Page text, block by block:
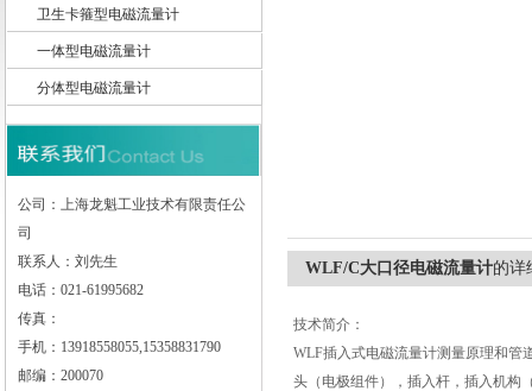
上海龙魁工业技术有限责任公司
卫生卡箍型电磁流量计
一体型电磁流量计
分体型电磁流量计
公司：上海龙魁工业技术有限责任公
司
联系人：刘先生
电话：021-61995682
传真：
手机：13918558055,15358831790
邮编：200070
WLF/C大口径电磁流量计的详
技术简介：
WLF插入式电磁流量计测量原理和管
头（电极组件），插入杆，插入机构